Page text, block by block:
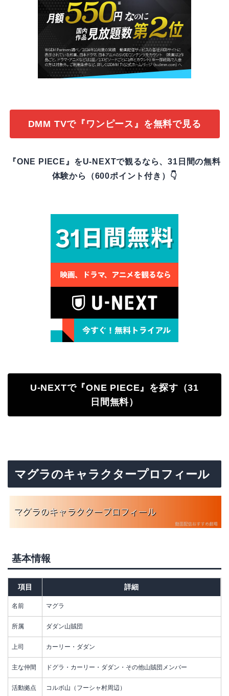
DMM TVで『ワンピース』を無料で見る
『ONE PIECE』をU-NEXTで観るなら、31日間の無料
体験から（600ポイント付き）👇
U-NEXTで『ONE PIECE』を探す（31
日間無料）
マグラのキャラクタープロフィール
基本情報
項目 詳細
名前 マグラ
所属 ダダン山賊団
上司 カーリー・ダダン
主な仲間 ドグラ・カーリー・ダダン・その他山賊団メンバー
活動拠点 コルボ山（フーシャ村周辺）